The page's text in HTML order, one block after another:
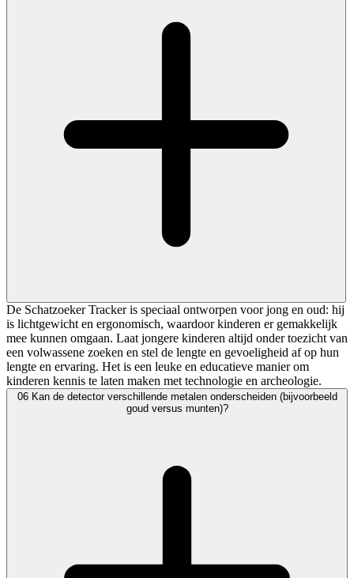
De Schatzoeker Tracker is speciaal ontworpen voor jong en oud: hij
is lichtgewicht en ergonomisch, waardoor kinderen er gemakkelijk
mee kunnen omgaan. Laat jongere kinderen altijd onder toezicht van
een volwassene zoeken en stel de lengte en gevoeligheid af op hun
lengte en ervaring. Het is een leuke en educatieve manier om
kinderen kennis te laten maken met technologie en archeologie.
06 Kan de detector verschillende metalen onderscheiden (bijvoorbeeld
goud versus munten)?